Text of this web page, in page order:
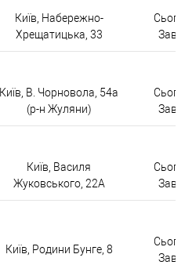
Київ, Набережно-
Хрещатицька, 33
Київ, В. Чорновола, 54а
(р-н Жуляни)
Київ, Василя
Жуковського, 22А
Київ, Родини Бунге, 8